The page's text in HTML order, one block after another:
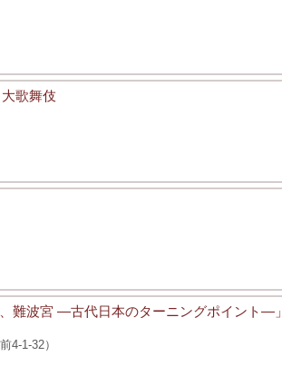
歌舞伎
難波宮 ―古代日本のターニングポイント―」
4-1-32）